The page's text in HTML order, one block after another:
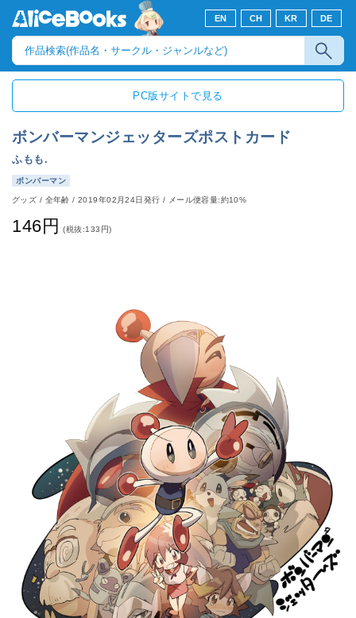
EN CH KR DE
PC版サイトで見る
ボンバーマンジェッターズポストカード
ふもも.
ボンバーマン
グッズ / 全年齢/2019年02月24日発行 / メール便容量:約10%
146円 (税抜:133円)